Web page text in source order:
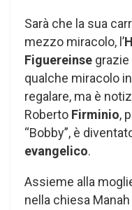
Sarà che la sua
mezzo miracolo, l’
Figuereinse grazie
qualche miracolo
regalare, ma è
Roberto Firminio,
“Bobby”, è
evangelico.
Assieme alla
nella chiesa